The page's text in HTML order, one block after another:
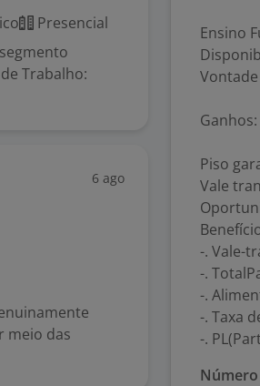
Presencial
Trabalho:
6 ago
meio das
Ensino
Ganhos:
Piso
Vale
-. Vale-
-.
-.
-. Taxa
-.
Número